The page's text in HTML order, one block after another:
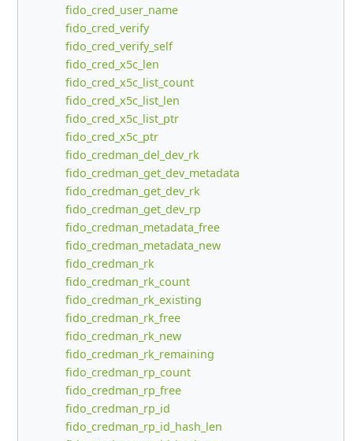
fido_cred_user_name
fido_cred_verify
fido_cred_verify_self
fido_cred_x5c_len
fido_cred_x5c_list_count
fido_cred_x5c_list_len
fido_cred_x5c_list_ptr
fido_cred_x5c_ptr
fido_credman_del_dev_rk
fido_credman_get_dev_metadata
fido_credman_get_dev_rk
fido_credman_get_dev_rp
fido_credman_metadata_free
fido_credman_metadata_new
fido_credman_rk
fido_credman_rk_count
fido_credman_rk_existing
fido_credman_rk_free
fido_credman_rk_new
fido_credman_rk_remaining
fido_credman_rp_count
fido_credman_rp_free
fido_credman_rp_id
fido_credman_rp_id_hash_len